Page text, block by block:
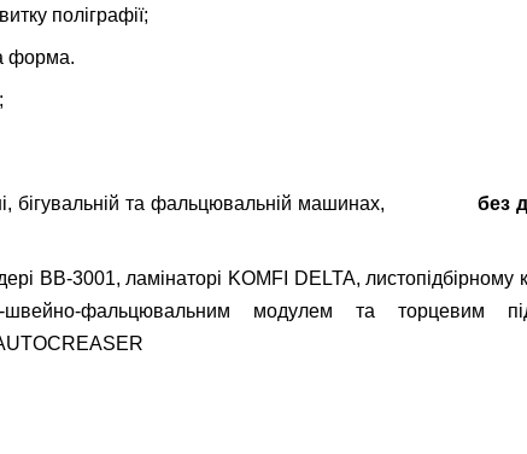
поліграфії;
форма.
бігувальній та фальцювальній машинах,без
BB-3001, ламінаторі KOMFI DELTA, листопідбірному
фальцювальним модулем та торцевим